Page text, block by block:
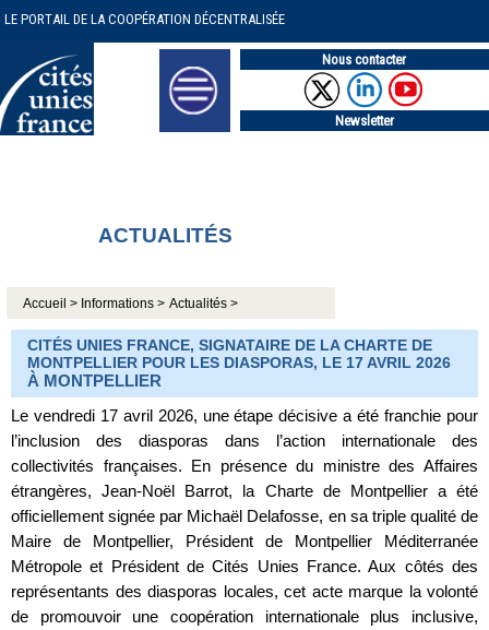
LE PORTAIL DE LA COOPÉRATION DÉCENTRALISÉE
Nous contacter
Newsletter
ACTUALITÉS
Accueil > Informations > Actualités >
CITÉS UNIES FRANCE, SIGNATAIRE DE LA CHARTE DE
MONTPELLIER POUR LES DIASPORAS, LE 17 AVRIL 2026
À MONTPELLIER
Le vendredi 17 avril 2026, une étape décisive a été franchie pour
l’inclusion des diasporas dans l’action internationale des
collectivités françaises. En présence du ministre des Affaires
étrangères, Jean-Noël Barrot, la Charte de Montpellier a été
officiellement signée par Michaël Delafosse, en sa triple qualité de
Maire de Montpellier, Président de Montpellier Méditerranée
Métropole et Président de Cités Unies France. Aux côtés des
représentants des diasporas locales, cet acte marque la volonté
de promouvoir une coopération internationale plus inclusive,